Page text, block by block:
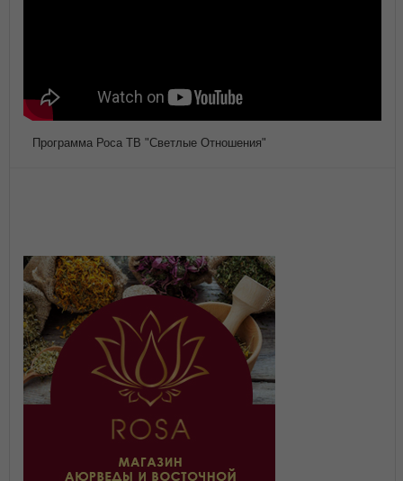
Программа Роса ТВ "Светлые Отношения"